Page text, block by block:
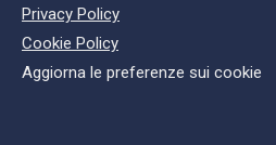
Privacy Policy
Cookie Policy
Aggiorna le preferenze sui cookie